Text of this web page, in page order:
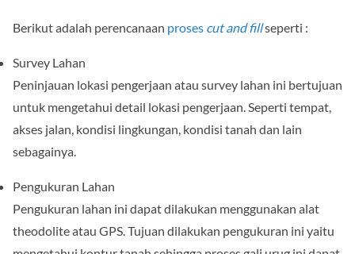
Berikut adalah perencanaan proses cut and fillseperti :
Survey Lahan
Peninjauan lokasi pengerjaan atau survey lahan ini bertujuan
untuk mengetahui detail lokasi pengerjaan. Seperti tempat,
akses jalan, kondisi lingkungan, kondisi tanah dan lain
sebagainya.
Pengukuran Lahan
Pengukuran lahan ini dapat dilakukan menggunakan alat
theodolite atau GPS. Tujuan dilakukan pengukuran ini yaitu